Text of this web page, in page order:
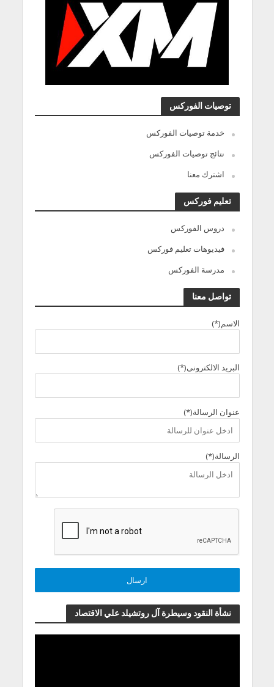
توصيات الفوركس
خدمة توصيات الفوركس
نتائج توصيات الفوركس
اشترك معنا
تعليم فوركس
دروس الفوركس
فيديوهات تعليم فوركس
مدرسة الفوركس
تواصل معنا
الاسم(*)
البريد الالكترونى(*)
عنوان الرسالة(*)
الرسالة(*)
نشأة النقود وسيطرة آل روتشيلد علي الاقتصاد